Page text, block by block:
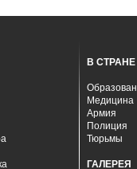
В СТРАНЕ
Медицина
Армия
Полиция
Тюрьмы
ГАЛЕРЕЯ